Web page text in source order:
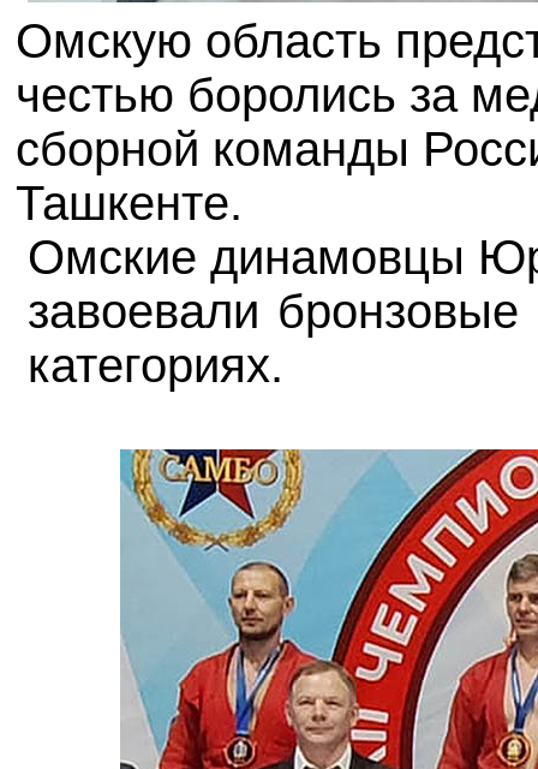
Омскую область
честью боролись за
сборной команды
Ташкенте.
Омские динамовцы
завоевали
категориях.